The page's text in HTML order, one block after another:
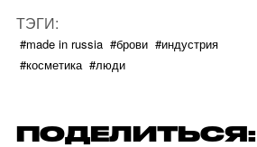
ТЭГИ:
#made in russia #брови #индустрия
#косметика #люди
ПОДЕЛИТЬСЯ: